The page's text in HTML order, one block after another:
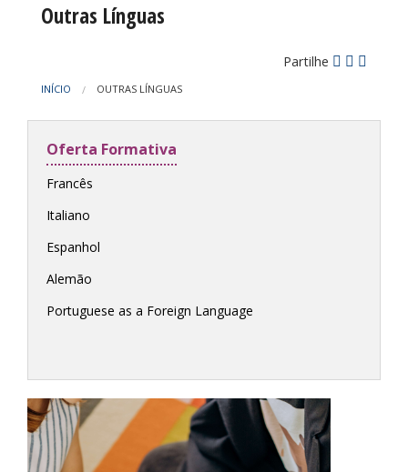
Outras Línguas
Partilhe
INÍCIO OUTRAS LÍNGUAS
Oferta Formativa
Francês
Italiano
Espanhol
Alemão
Portuguese as a Foreign Language